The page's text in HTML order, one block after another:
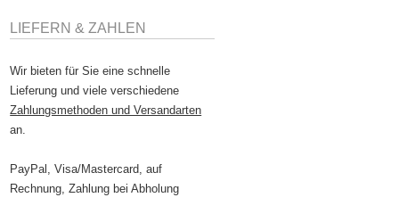
LIEFERN & ZAHLEN
Wir bieten für Sie eine schnelle
Lieferung und viele verschiedene
Zahlungsmethoden und Versandarten
an.
PayPal, Visa/Mastercard, auf
Rechnung, Zahlung bei Abholung